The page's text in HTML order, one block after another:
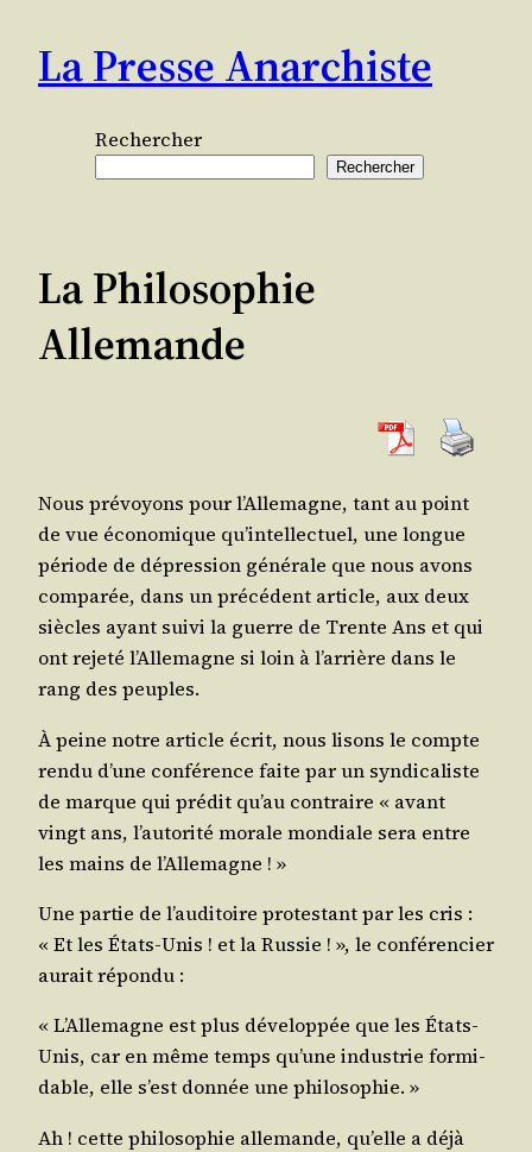
contenu
La Presse Anarchiste
Rechercher
Rechercher
La Philosophie
Allemande
Nous pré­voyons pour l’Allemagne, tant au point
de vue éco­no­mique qu’intellectuel, une longue
période de dépres­sion géné­rale que nous avons
com­pa­rée, dans un pré­cé­dent article, aux deux
siècles ayant sui­vi la guerre de Trente Ans et qui
ont reje­té l’Allemagne si loin à l’arrière dans le
rang des peuples.
À peine notre article écrit, nous lisons le compte
ren­du d’une confé­rence faite par un syn­di­ca­liste
de marque qui pré­dit qu’au contraire « avant
vingt ans, l’autorité morale mon­diale sera entre
les mains de l’Allemagne ! »
Une par­tie de l’auditoire pro­tes­tant par les cris :
« Et les États-Unis ! et la Rus­sie ! », le confé­ren­cier
aurait répondu :
« L’Allemagne est plus déve­lop­pée que les États-
Unis, car en même temps qu’une indus­trie for­mi­
dable, elle s’est don­née une philosophie. »
Ah ! cette phi­lo­so­phie alle­mande, qu’elle a déjà